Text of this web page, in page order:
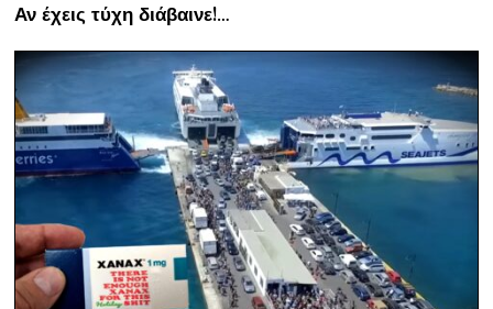
Αν έχεις τύχη διάβαινε!…